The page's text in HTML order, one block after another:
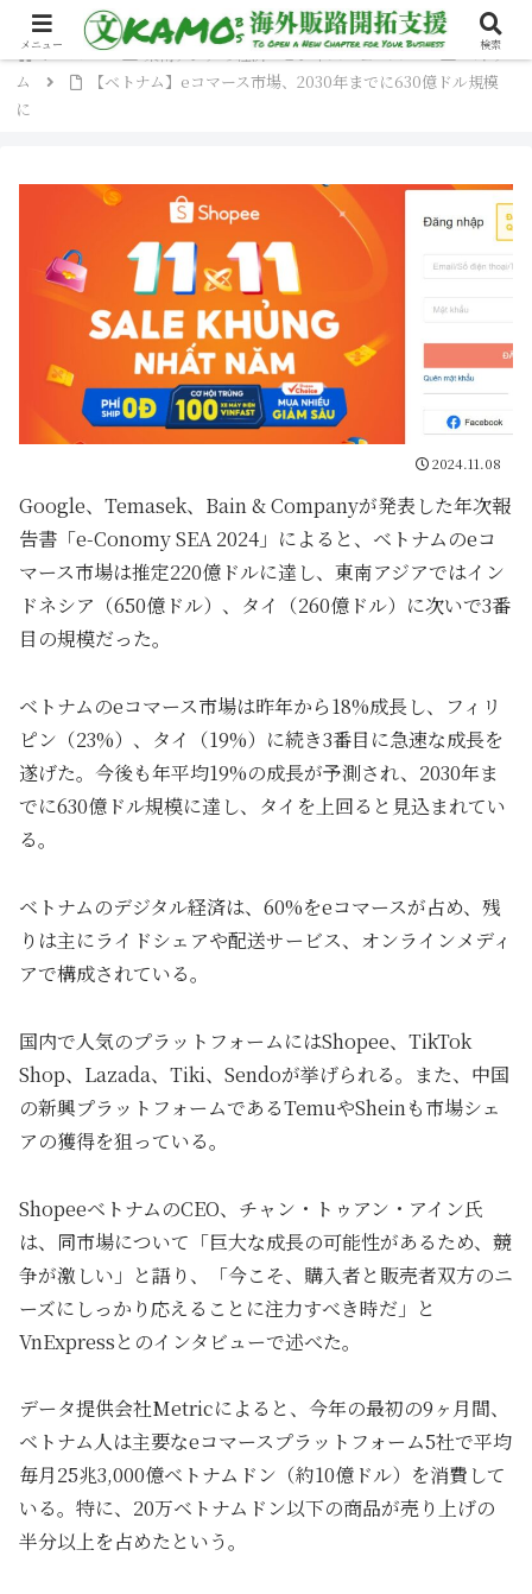
ホーム 東南アジアの経済・ビジネスニュース
ベトナ
ム
【ベトナム】eコマース市場、2030年までに630億ドル規模
に
2024.11.08
Google、Temasek、Bain & Companyが発表した年次報
告書「e-Conomy SEA 2024」によると、ベトナムのeコ
マース市場は推定220億ドルに達し、東南アジアではイン
ドネシア（650億ドル）、タイ（260億ドル）に次いで3番
目の規模だった。
ベトナムのeコマース市場は昨年から18%成長し、フィリ
ピン（23%）、タイ（19%）に続き3番目に急速な成長を
遂げた。今後も年平均19%の成長が予測され、2030年ま
でに630億ドル規模に達し、タイを上回ると見込まれてい
る。
ベトナムのデジタル経済は、60%をeコマースが占め、残
りは主にライドシェアや配送サービス、オンラインメディ
アで構成されている。
国内で人気のプラットフォームにはShopee、TikTok
Shop、Lazada、Tiki、Sendoが挙げられる。また、中国
の新興プラットフォームであるTemuやSheinも市場シェ
アの獲得を狙っている。
ShopeeベトナムのCEO、チャン・トゥアン・アイン氏
は、同市場について「巨大な成長の可能性があるため、競
争が激しい」と語り、「今こそ、購入者と販売者双方のニ
ーズにしっかり応えることに注力すべき時だ」と
VnExpressとのインタビューで述べた。
データ提供会社Metricによると、今年の最初の9ヶ月間、
ベトナム人は主要なeコマースプラットフォーム5社で平均
毎月25兆3,000億ベトナムドン（約10億ドル）を消費して
いる。特に、20万ベトナムドン以下の商品が売り上げの
半分以上を占めたという。
メニュー 検索